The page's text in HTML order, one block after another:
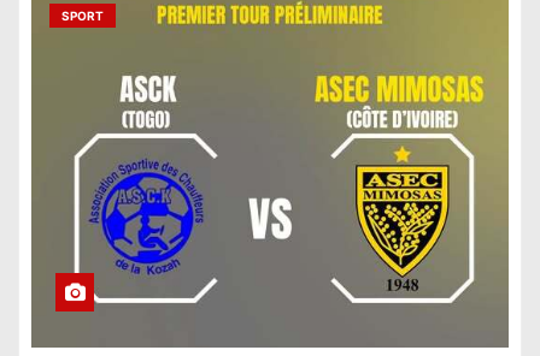
SPORT